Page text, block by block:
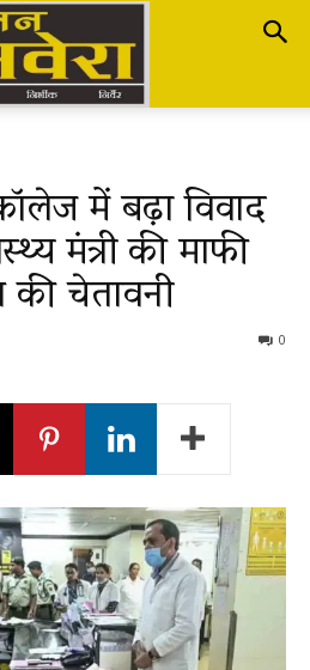
में बढ़ा विवाद
मंत्री की माफी
चेतावनी
0